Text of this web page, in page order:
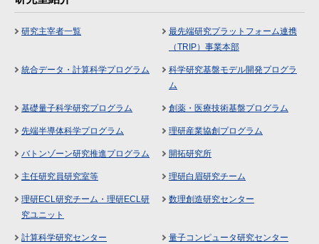
研究主宰者一覧
最先端研究プラットフォーム連携
（TRIP）事業本部
統合データ・計算科学プログラム
科学研究基盤モデル開発プログラ
ム
基礎量子科学研究プログラム 創薬・医療技術基盤プログラム
先端半導体科学プログラム 理研産業協創プログラム
バトンゾーン研究推進プログラム 開拓研究所
主任研究員研究室等 理研白眉研究チーム
理研ECL研究チーム・理研ECL研
究ユニット
数理創造研究センター
計算科学研究センター 量子コンピュータ研究センター